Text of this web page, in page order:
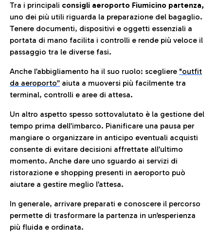
Tra i principali consigli aeroporto Fiumicino partenza,
uno dei più utili riguarda la preparazione del bagaglio.
Tenere documenti, dispositivi e oggetti essenziali a
portata di mano facilita i controlli e rende più veloce il
passaggio tra le diverse fasi.
Anche l’abbigliamento ha il suo ruolo: scegliere "outfit
da aeroporto” aiuta a muoversi più facilmente tra
terminal, controlli e aree di attesa.
Un altro aspetto spesso sottovalutato è la gestione del
tempo prima dell’imbarco. Pianificare una pausa per
mangiare o organizzare in anticipo eventuali acquisti
consente di evitare decisioni affrettate all’ultimo
momento. Anche dare uno sguardo ai servizi di
ristorazione e shopping presenti in aeroporto può
aiutare a gestire meglio l’attesa.
In generale, arrivare preparati e conoscere il percorso
permette di trasformare la partenza in un’esperienza
più fluida e ordinata.